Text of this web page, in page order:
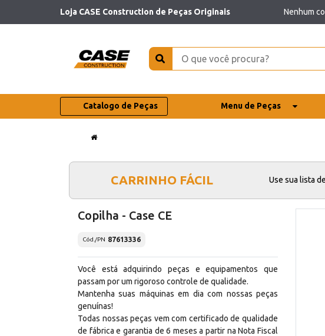
Loja CASE Construction de Peças Originais Nenhum
Catalogo de Peças Menu de Peças
CARRINHO FÁCIL Use sua lista
Copilha - Case CE
Cód./PN 87613336
Você está adquirindo peças e equipamentos que
passam por um rigoroso controle de qualidade.
Mantenha suas máquinas em dia com nossas peças
genuínas!
Todas nossas peças vem com certificado de qualidade
de fábrica e garantia de 6 meses a partir na Nota Fiscal